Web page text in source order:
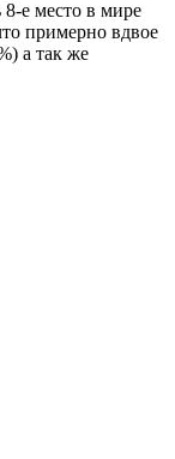
е место в мире
примерно вдвое
а так же